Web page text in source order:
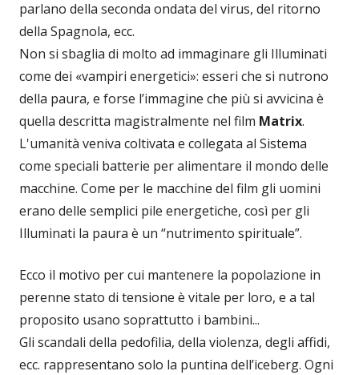
parlano della seconda ondata del virus, del ritorno
della Spagnola, ecc.
Non si sbaglia di molto ad immaginare gli Illuminati
come dei «vampiri energetici»: esseri che si nutrono
della paura, e forse l’immagine che più si avvicina è
quella descritta magistralmente nel film Matrix.
L'umanità veniva coltivata e collegata al Sistema
come speciali batterie per alimentare il mondo delle
macchine. Come per le macchine del film gli uomini
erano delle semplici pile energetiche, così per gli
Illuminati la paura è un “nutrimento spirituale”.
Ecco il motivo per cui mantenere la popolazione in
perenne stato di tensione è vitale per loro, e a tal
proposito usano soprattutto i bambini...
Gli scandali della pedofilia, della violenza, degli affidi,
ecc. rappresentano solo la puntina dell’iceberg. Ogni